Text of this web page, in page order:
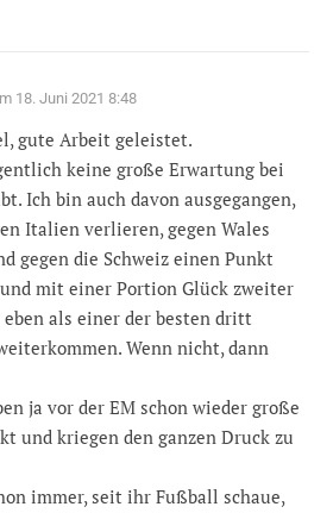
18. Juni 2021 8:48
gute Arbeit geleistet.
keine große Erwartung bei
Ich bin auch davon ausgegangen,
Italien verlieren, gegen Wales
gegen die Schweiz einen Punkt
mit einer Portion Glück zweiter
eben als einer der besten dritt
Wenn nicht, dann
ja vor der EM schon wieder große
und kriegen den ganzen Druck zu
immer, seit ihr Fußball schaue,